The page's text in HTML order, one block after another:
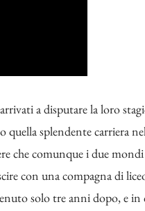
a disputare la loro
quella splendente carriera
che comunque i due
con una compagna di
solo tre anni dopo, e